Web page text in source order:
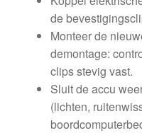
de
Monteer de
demontage:
clips stevig vast.
Sluit de accu
(lichten,